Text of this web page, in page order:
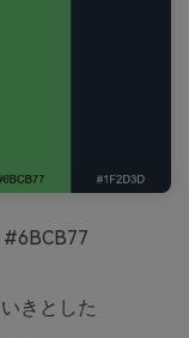
きとした